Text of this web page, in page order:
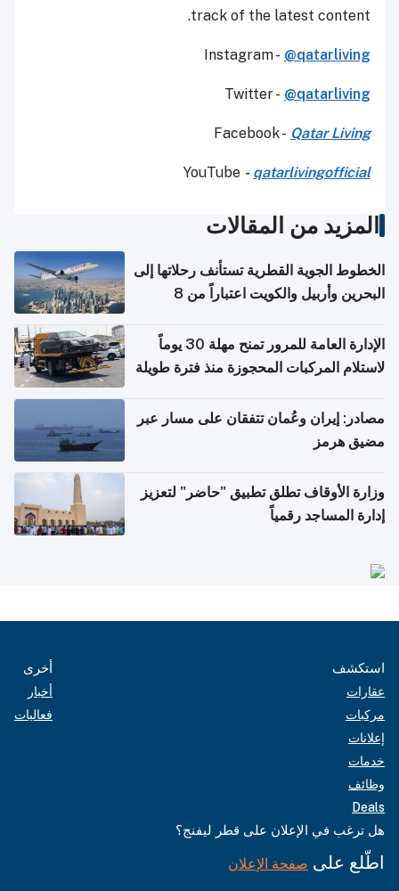
track of the latest content.
Instagram - @qatarliving
Twitter - @qatarliving
Facebook - Qatar Living
YouTube - qatarlivingofficial
المزيد من المقالات
الخطوط الجوية القطرية تستأنف رحلاتها إلى
البحرين وأربيل والكويت اعتباراً من 8
الإدارة العامة للمرور تمنح مهلة 30 يوماً
لاستلام المركبات المحجوزة منذ فترة طويلة
مصادر: إيران وعُمان تتفقان على مسار عبر
مضيق هرمز
وزارة الأوقاف تطلق تطبيق "حاضر" لتعزيز
إدارة المساجد رقمياً
استكشف
عقارات
مركبات
إعلانات
خدمات
وظائف
Deals
أخرى
أخبار
فعاليات
هل ترغب في الإعلان على قطر ليفنج؟
اطّلع على صفحة الإعلان